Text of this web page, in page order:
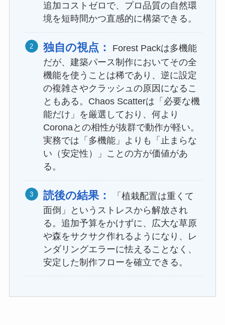
追加コストゼロで、プロ品質の自然環
境を短時間かつ直感的に構築できる。
独自の視点：
Forest Packは多機能
だが、建築パース制作においてその全
機能を使うことは稀であり、逆に設定
の複雑さやクラッシュの原因になるこ
ともある。Chaos Scatterは「必要な機
能だけ」を厳選しており、何より
Coronaとの相性が抜群で動作が軽い。
実務では「多機能」よりも「止まらな
い（安定性）」ことの方が価値があ
る。
読後の結果：
「植栽配置は重くて
面倒」というストレスから解放され
る。追加予算をかけずに、広大な草原
や森をサクサク作れるようになり、レ
ンダリングエラーに怯えることなく、
安定した制作フローを確立できる。